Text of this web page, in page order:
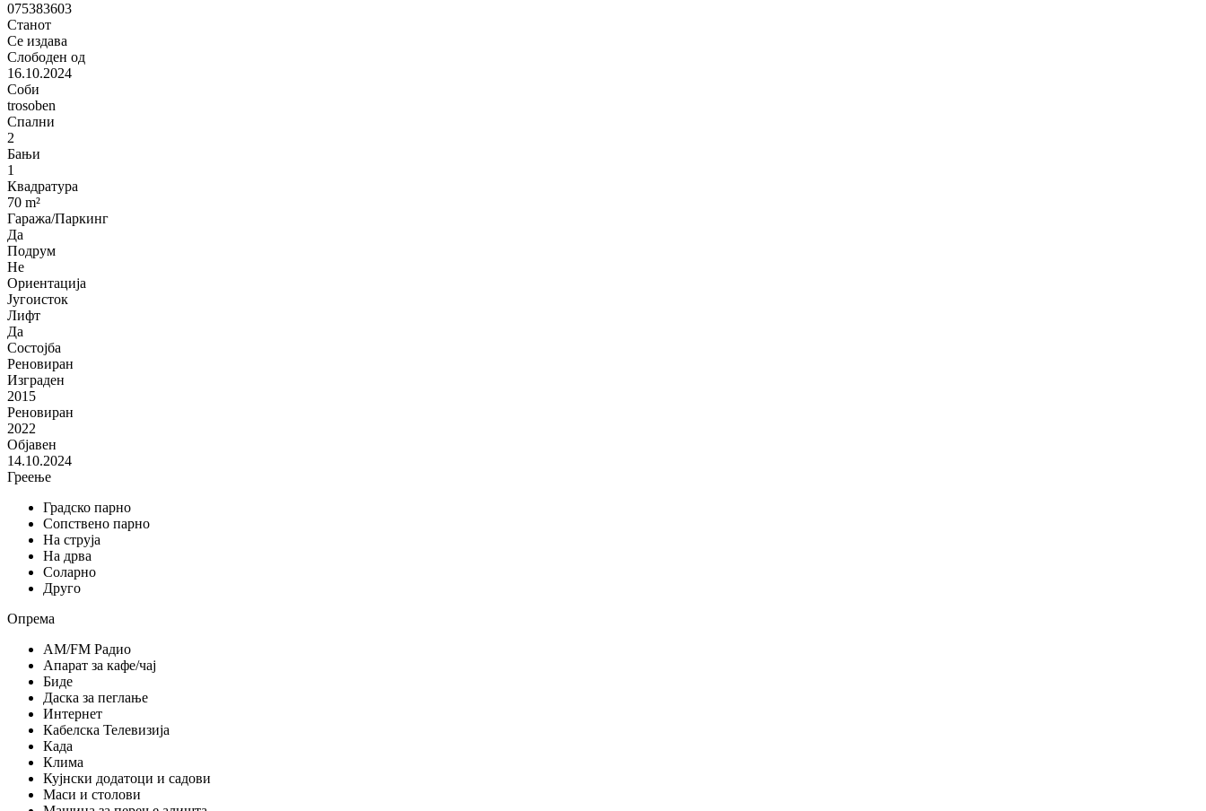
075383603
Станот
Се издава
Слободен од
16.10.2024
Соби
trosoben
Спални
2
Бањи
1
Квадратура
70 m²
Гаража/Паркинг
Да
Подрум
Не
Ориентација
Југоисток
Лифт
Да
Состојба
Реновиран
Изграден
2015
Реновиран
2022
Објавен
14.10.2024
Греење
Градско парно
Сопствено парно
На струја
На дрва
Соларно
Друго
Опрема
AM/FM Радио
Апарат за кафе/чај
Биде
Даска за пеглање
Интернет
Кабелска Телевизија
Када
Клима
Кујнски додатоци и садови
Маси и столови